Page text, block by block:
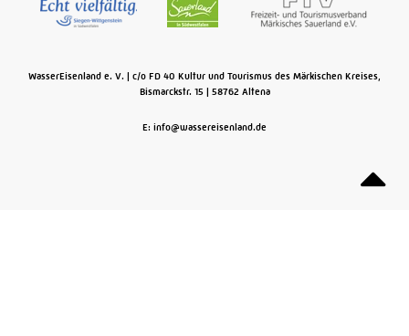
WasserEisenland e. V.
c/o FD 40 Kultur und Tourismus des Märkischen Kreises,
Bismarckstr. 15
58762 Altena
E: info@wassereisenland.de